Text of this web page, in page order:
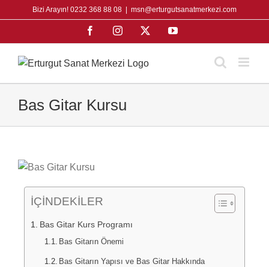
to
Bizi Arayın! 0232 368 88 08 msn@erturgutsanatmerkezi.com
FacebookInstagram YouTube
Bas Gitar Kursu
İÇİNDEKİLER
Bas Gitar Kurs Programı
Bas Gitarın Önemi
Bas Gitarın Yapısı ve Bas Gitar Hakkında